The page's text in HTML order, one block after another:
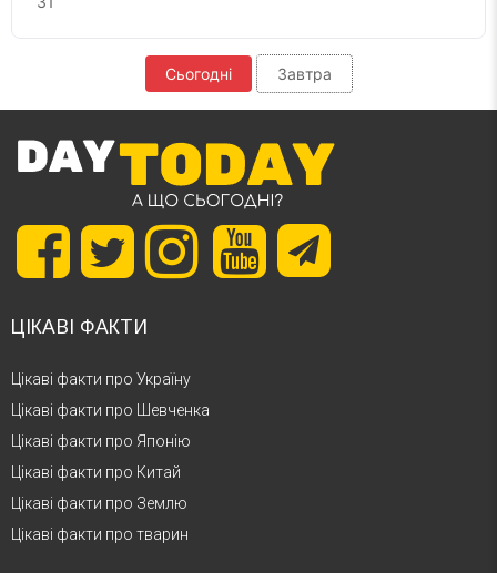
Сьогодні Завтра
ЦІКАВІ ФАКТИ
Цікаві факти про Україну
Цікаві факти про Шевченка
Цікаві факти про Японію
Цікаві факти про Китай
Цікаві факти про Землю
Цікаві факти про тварин